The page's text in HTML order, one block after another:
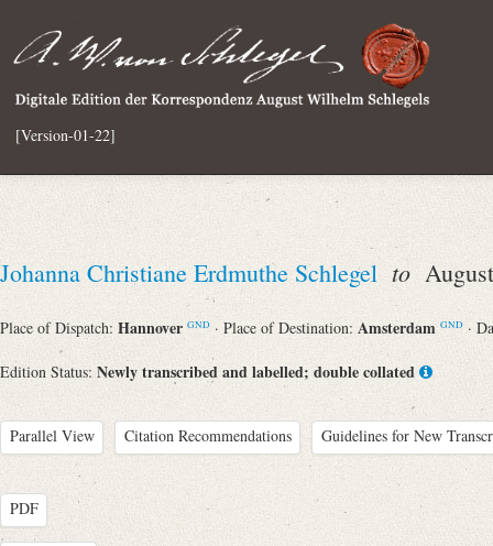
[Version-01-22]
Johanna Christiane Erdmuthe Schlegel to
Place of Dispatch: Hannover GND · Place of Destination: Amsterdam GND ·
Edition Status: Newly transcribed and labelled; double collated
Parallel View Citation Recommendations Guidelines for New
PDF